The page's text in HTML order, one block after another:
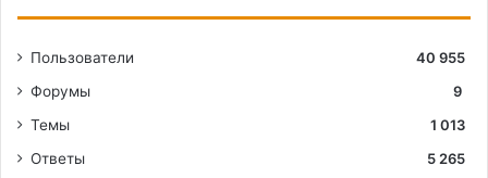
Пользователи
40 955
Форумы
9
Темы
1 013
Ответы
5 265